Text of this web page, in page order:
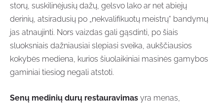
storų, suskilinėjusių dažų, gelsvo lako ar net abiejų
derinių, atsiradusių po „nekvalifikuotų meistrų“ bandymų
jas atnaujinti. Nors vaizdas gali gąsdinti, po šiais
sluoksniais dažniausiai slepiasi sveika, aukščiausios
kokybės mediena, kurios šiuolaikiniai masinės gamybos
gaminiai tiesiog negali atstoti.
Senų medinių durų restauravimas yra menas,